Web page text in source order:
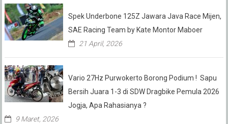
Spek Underbone 125Z Jawara Java Race Mijen,
SAE Racing Team by Kate Montor Maboer
21 April, 2026
Vario 27Hz Purwokerto Borong Podium ! Sapu
Bersih Juara 1-3 di SDW Dragbike Pemula 2026
Jogja, Apa Rahasianya ?
9 Maret, 2026